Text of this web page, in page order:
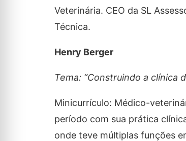
Veterinária. CEO da SL
Técnica.
Henry Berger
Tema: “Construindo a clínica
Minicurrículo: Médico-
período com sua prática
onde teve múltiplas funções